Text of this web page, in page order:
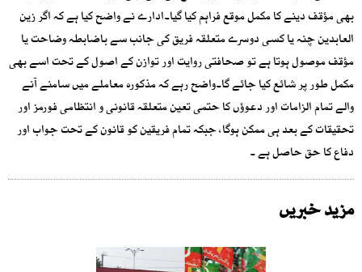
بھی مؤقف دینے کا مکمل موقع فراہم کیا گیا۔ادارے نے واضح کیا ہے کہ اگر زین
العابدین چنہ یا کسی دوسرے متعلقہ فریق کی جانب سے باضابطہ وضاحت یا
مؤقف موصول ہوتا ہے تو صحافتی روایت اور توازن کے اصول کے تحت اسے بھی
مکمل طور پر شائع کیا جائے گا۔واضح رہے کہ مذکورہ معاملے میں سامنے آنے
والے تمام الزامات اور دعوؤں کا حتمی تعین متعلقہ قانونی و انتظامی فورمز اور
تحقیقات کے بعد ہی ممکن ہوگا، جبکہ تمام فریقین کو قانون کے تحت جواب اور
دفاع کا حق حاصل ہے ۔
مزید خبریں